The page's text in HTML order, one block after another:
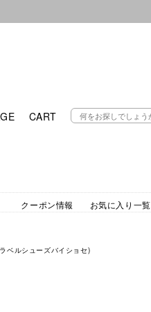
CART
クーポン情報
お気に入り一覧
ベルシューズバイショセ)